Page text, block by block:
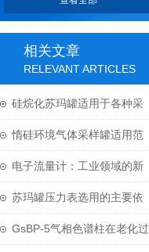
相关文章
RELEVANT ARTICLES
硅烷化苏玛罐适用于各种采
样的要求
惰硅环境气体采样罐适用范
围
电子流量计：工业领域的新
动力
苏玛罐压力表选用的主要依
据和原则是什么？
GsBP-5气相色谱柱在老化过